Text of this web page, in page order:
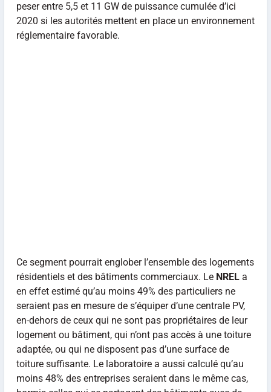
peser entre 5,5 et 11 GW de puissance cumulée d’ici
2020 si les autorités mettent en place un environnement
réglementaire favorable.
Ce segment pourrait englober l’ensemble des logements
résidentiels et des bâtiments commerciaux. Le NREL a
en effet estimé qu’au moins 49% des particuliers ne
seraient pas en mesure de s’équiper d’une centrale PV,
en-dehors de ceux qui ne sont pas propriétaires de leur
logement ou bâtiment, qui n’ont pas accès à une toiture
adaptée, ou qui ne disposent pas d’une surface de
toiture suffisante. Le laboratoire a aussi calculé qu’au
moins 48% des entreprises seraient dans le même cas,